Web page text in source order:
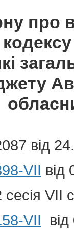
про
від
VII від
сесія VII
VII